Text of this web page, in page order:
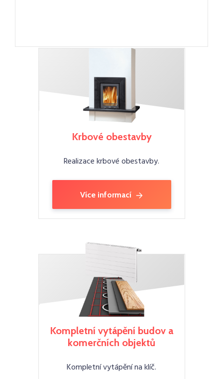
Krbové obestavby
Realizace krbové obestavby.
Více informací
Kompletní vytápění budov a
komerčních objektů
Kompletní vytápění na klíč.